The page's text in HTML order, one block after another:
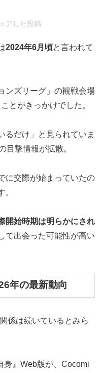
アした投稿
2024年6月頃と言われて
ンズリーグ」の観戦会場
とがきっかけでした。
るだけ」と見られていま
目撃情報が拡散。
に交際が始まっていたの
。
開始時期は明らかにされ
て出会った可能性が高い
年の最新動向
係は続いているとみら
身』Web版が、Cocomi